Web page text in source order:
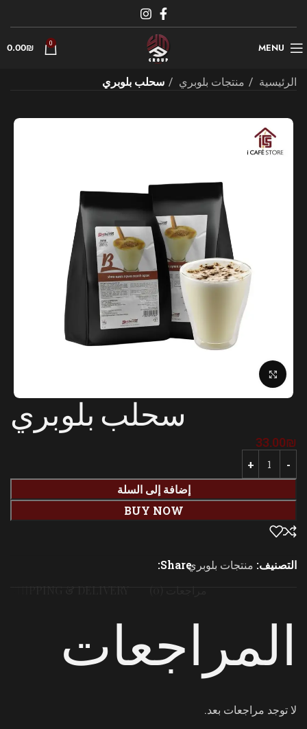
MENU
0
0.00₪
الرئيسية منتجات بلوبري سحلب بلوبري
سحلب بلوبري
33.00₪
إضافة إلى السلة
BUY NOW
التصنيف: منتجات بلوبريShare:
المراجعات
لا توجد مراجعات بعد.